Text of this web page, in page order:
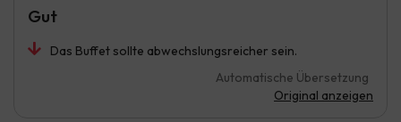
Das Buffet sollte abwechslungsreicher sein.
Automatische Übersetzung
Original anzeigen
Gut